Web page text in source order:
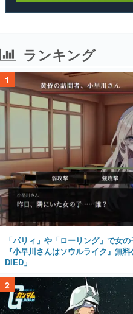
ランキング
1
「パリィ」や「ローリング」で女
『小早川さんはソウルライク』無
DIED」
2